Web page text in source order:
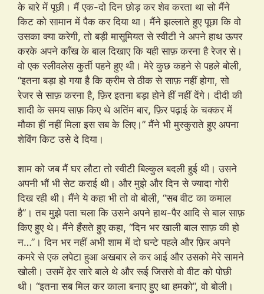
के बारे में पूछी। मैं एक-दो दिन छोड़ कर शेव करता था सो मैंने
किट को सामान में पैक कर दिया था। मैंने झल्लाते हुए पूछा कि वो
उसका क्या करेगी, तो बड़ी मासूमियत से स्वीटी ने अपने हाथ ऊपर
करके अपने काँख के बाल दिखाए कि यही साफ़ करना है रेजर से।
वो एक स्लीवलेस कुर्ती पहने हुए थी। मेरे कुछ कहने से पहले बोली,
“इतना बड़ा हो गया है कि क्रीम से ठीक से साफ़ नहीं होगा, सो
रेजर से साफ़ करना है, फ़िर इतना बड़ा होने हीं नहीं देंगे। दीदी की
शादी के समय साफ़ किए थे अतिंम बार, फ़िर पढ़ाई के चक्कर में
मौका हीं नहीं मिला इस सब के लिए।” मैंने भी मुस्कुराते हुए अपना
शेविंग किट उसे दे दिया।
शाम को जब मैं घर लौटा तो स्वीटी बिल्कुल बदली हुई थी। उसने
अपनी भौं भी सेट कराई थी। और मुझे और दिन से ज्यादा गोरी
दिख रही थी। मैंने ये कहा भी तो वो बोली, “सब वीट का कमाल
है”। तब मुझे पता चला कि उसने अपने हाथ-पैर आदि से बाल साफ़
किए हुए थे। मैंने हँसते हुए कहा, “दिन भर खाली बाल साफ़ की हो
न…”। दिन भर नहीं अभी शाम में दो घन्टे पहले और फ़िर अपने
कमरे से एक लपेटा हुआ अखबार ले कर आई और उसको मेरे सामने
खोली। उसमें ढ़ेर सारे बाले थे और रूई जिससे वो वीट को पोछी
थी। “इतना सब मिल कर काला बनाए हुए था हमको”, वो बोली।